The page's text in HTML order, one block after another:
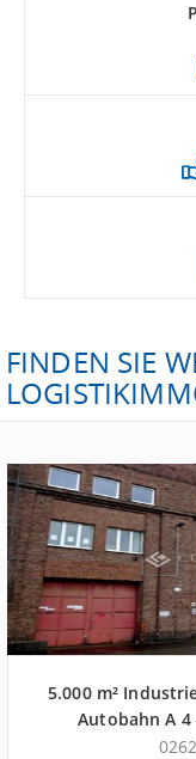
FINDEN SIE
5.000 m²
Autobahn A